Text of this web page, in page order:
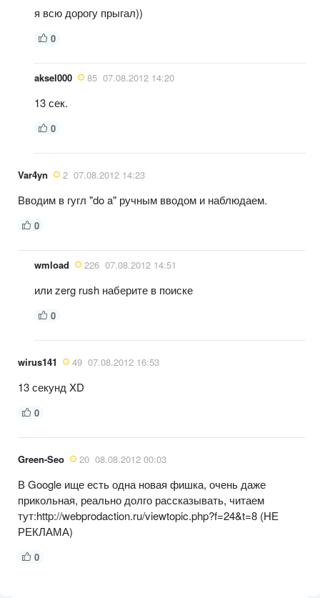
я всю дорогу прыгал))
0
aksel000 85 07.08.2012 14:20
13 сек.
0
Var4yn 2 07.08.2012 14:23
Вводим в гугл "do a" ручным вводом и наблюдаем.
0
wmload 226 07.08.2012 14:51
или zerg rush наберите в поиске
0
wirus141 49 07.08.2012 16:53
13 секунд XD
0
Green-Seo 20 08.08.2012 00:03
В Google ище есть одна новая фишка, очень даже
прикольная, реально долго рассказывать, читаем
тут:http://webprodaction.ru/viewtopic.php?f=24&t=8 (НЕ
РЕКЛАМА)
0